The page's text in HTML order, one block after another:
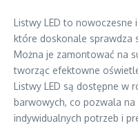
Listwy LED to nowoczesne
które doskonale sprawdza
Można je zamontować na
tworząc efektowne
Listwy LED są dostępne w
barwowych, co pozwala
indywidualnych potrzeb i